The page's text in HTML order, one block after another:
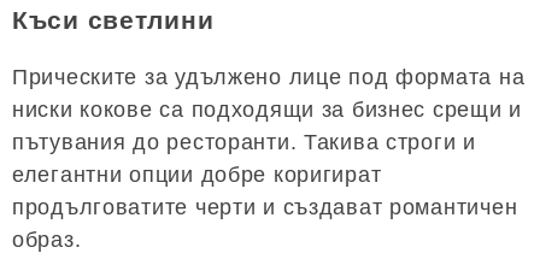
Къси светлини
Прическите за удължено лице под формата на
ниски кокове са подходящи за бизнес срещи и
пътувания до ресторанти. Такива строги и
елегантни опции добре коригират
продълговатите черти и създават романтичен
образ.